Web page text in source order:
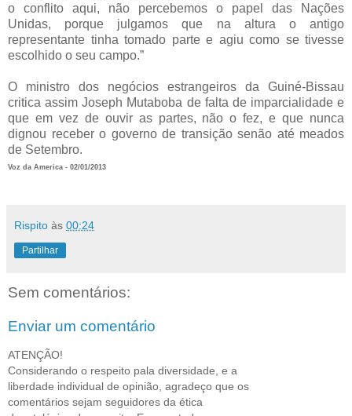
o conflito aqui, não percebemos o papel das Nações
Unidas, porque julgamos que na altura o antigo
representante tinha tomado parte e agiu como se tivesse
escolhido o seu campo.”
O ministro dos negócios estrangeiros da Guiné-Bissau
critica assim Joseph Mutaboba de falta de imparcialidade e
que em vez de ouvir as partes, não o fez, e que nunca
dignou receber o governo de transição senão até meados
de Setembro.
Voz da America - 02/01/2013
Rispito às 00:24
Partilhar
Sem comentários:
Enviar um comentário
ATENÇÃO!
Considerando o respeito pala diversidade, e a
liberdade individual de opinião, agradeço que os
comentários sejam seguidores da ética